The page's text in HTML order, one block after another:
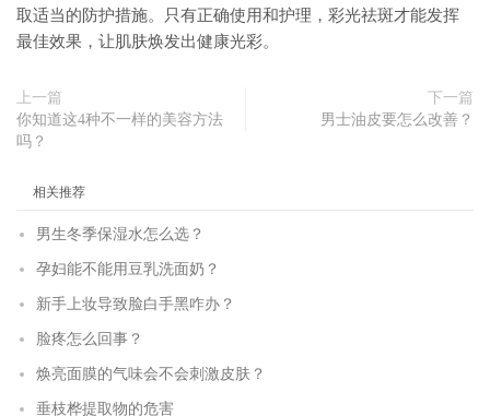
取适当的防护措施。只有正确使用和护理，彩光祛斑才能发挥
最佳效果，让肌肤焕发出健康光彩。
上一篇
你知道这4种不一样的美容方法
吗？
下一篇
男士油皮要怎么改善？
相关推荐
男生冬季保湿水怎么选？
孕妇能不能用豆乳洗面奶？
新手上妆导致脸白手黑咋办？
脸疼怎么回事？
焕亮面膜的气味会不会刺激皮肤？
垂枝桦提取物的危害